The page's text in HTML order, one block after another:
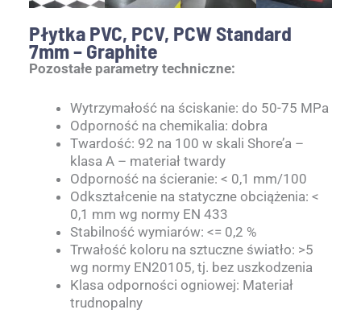
Płytka PVC, PCV, PCW Standard
7mm – Graphite
Pozostałe parametry techniczne:
Wytrzymałość na ściskanie: do 50-75 MPa
Odporność na chemikalia: dobra
Twardość: 92 na 100 w skali Shore’a –
klasa A – materiał twardy
Odporność na ścieranie: < 0,1 mm/100
Odkształcenie na statyczne obciążenia: <
0,1 mm wg normy EN 433
Stabilność wymiarów: <= 0,2 %
Trwałość koloru na sztuczne światło: >5
wg normy EN20105, tj. bez uszkodzenia
Klasa odporności ogniowej: Materiał
trudnopalny